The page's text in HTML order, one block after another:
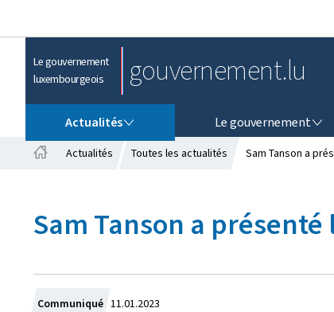
Le gouvernement
luxembourgeois
gouvernement.lu
Actualités Le gouvernement
u
e
Actualités Toutes les actualités Sam Tanson a
Sam Tanson a
Communiqué C
11.01.2023